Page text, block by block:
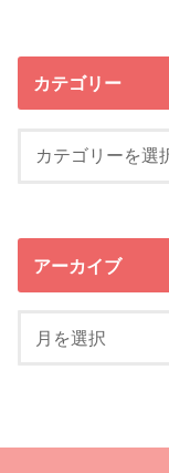
カテゴリー
アーカイブ